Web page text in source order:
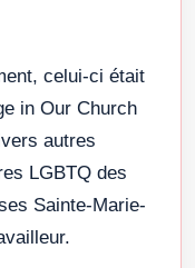
celui-ci était
in Our Church
autres
LGBTQ des
Sainte-Marie-